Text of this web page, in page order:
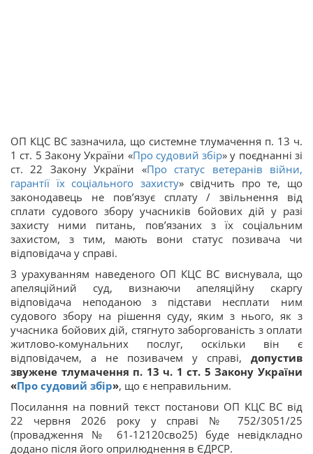
ОП КЦС ВС зазначила, що системне тлумачення п. 13 ч.
1 ст. 5 Закону України «Про судовий збір» у поєднанні зі
ст. 22 Закону України «Про статус ветеранів війни,
гарантії їх соціального захисту» свідчить про те, що
законодавець не пов’язує сплату / звільнення від
сплати судового збору учасників бойових дій у разі
захисту ними питань, пов’язаних з їх соціальним
захистом, з тим, мають вони статус позивача чи
відповідача у справі.
З урахуванням наведеного ОП КЦС ВС виснувала, що
апеляційний суд, визнаючи апеляційну скаргу
відповідача неподаною з підстави несплати ним
судового збору на рішення суду, яким з нього, як з
учасника бойових дій, стягнуто заборгованість з оплати
житлово-комунальних послуг, оскільки він є
відповідачем, а не позивачем у справі, допустив
звужене тлумачення п. 13 ч. 1 ст. 5 Закону України
«Про судовий збір», що є неправильним.
Посилання на повний текст постанови ОП КЦС ВС від
22 червня 2026 року у справі № 752/3051/25
(провадження № 61-12120сво25) буде невідкладно
додано після його оприлюднення в ЄДРСР.